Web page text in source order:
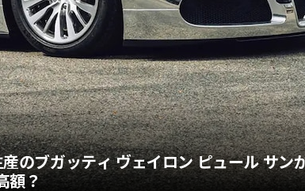
のブガッティ ヴェイロン ピュール サン
額？